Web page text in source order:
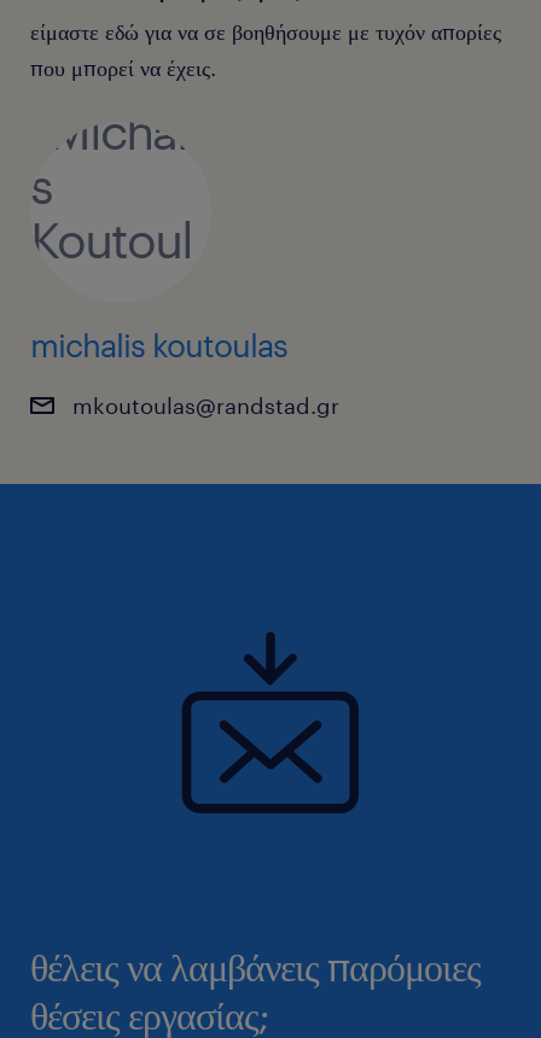
είμαστε εδώ για να σε βοηθήσουμε με τυχόν απορίες
που μπορεί να έχεις.
michalis koutoulas
mkoutoulas@randstad.gr
θέλεις να λαμβάνεις παρόμοιες
θέσεις εργασίας;